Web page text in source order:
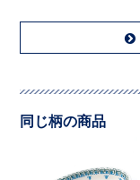
同じ柄の商品